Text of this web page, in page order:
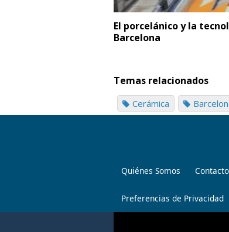
El porcelánico y la
Barcelona
Temas relacionados
Cerámica
Quiénes Somos Contacto
Preferencias de Privacidad